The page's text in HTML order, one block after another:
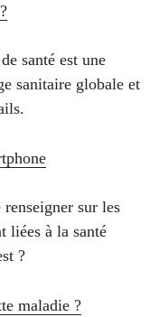
santé est une
sanitaire globale et
sur les
liées à la santé
?
maladie ?